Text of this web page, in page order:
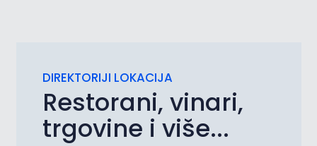
DIREKTORIJI LOKACIJA
Restorani, vinari,
trgovine i više...